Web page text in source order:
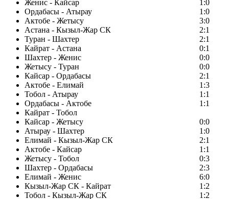
Женис - Кайсар
1:0
Ордабасы - Атырау
1:0
Актобе - Жетысу
3:0
Астана - Кызыл-Жар СК
2:1
Туран - Шахтер
2:1
Кайрат - Астана
0:1
Шахтер - Женис
0:0
Жетысу - Туран
0:0
Кайсар - Ордабасы
2:1
Актобе - Елимай
1:3
Тобол - Атырау
1:1
Ордабасы - Актобе
1:1
Кайрат - Тобол
Кайсар - Жетысу
0:0
Атырау - Шахтер
1:0
Елимай - Кызыл-Жар СК
2:1
Актобе - Кайсар
1:1
Жетысу - Тобол
0:3
Шахтер - Ордабасы
2:3
Елимай - Женис
6:0
Кызыл-Жар СК - Кайрат
1:2
Тобол - Кызыл-Жар СК
1:2